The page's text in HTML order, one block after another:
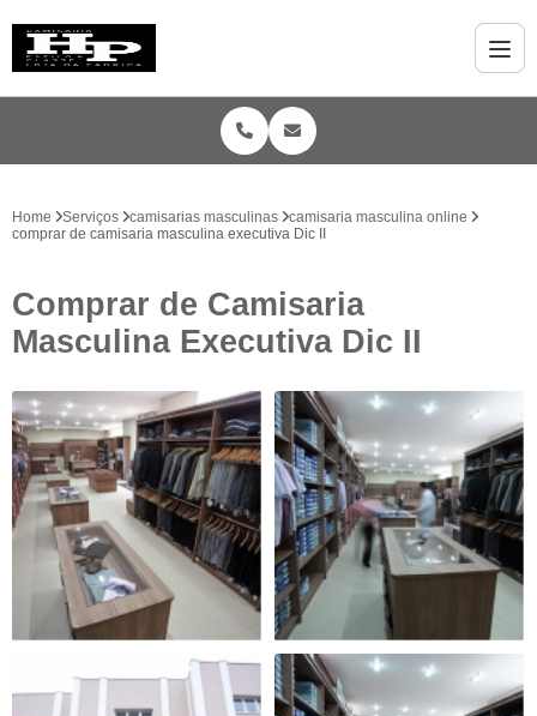
Home Serviços camisarias masculinas
camisaria masculina online
comprar de camisaria masculina executiva Dic II
Comprar de Camisaria
Masculina Executiva Dic II